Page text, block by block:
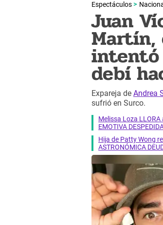
Espectáculos
Juan
Martín,
intentó
debí
Expareja de Andrea
sufrió en Surco.
Melissa Loza
EMOTIVA
Hija de Patty Wong
ASTRONÓMICA